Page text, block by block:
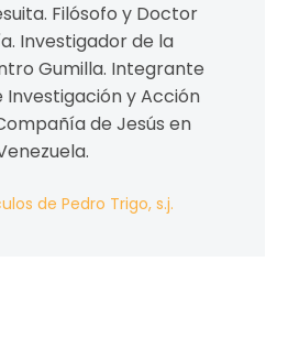
Filósofo y Doctor
Investigador de la
Gumilla. Integrante
y Acción
de Jesús en
de Pedro Trigo, s.j.